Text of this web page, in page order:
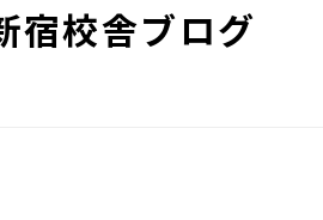
宿校舎ブログ